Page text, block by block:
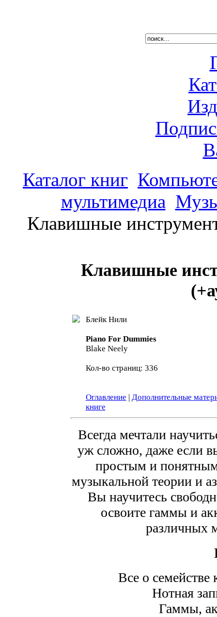
Каталог книг
мультимедиа
Клавишные
Клавишные
Блейк Нили
Piano For Dummies
Blake Neely
Кол-во страниц: 336
Оглавление | Дополнительные
книге
Всегда мечтали
уж сложно, даже если
простым и
музыкальной теории и
Вы научитесь
освоите гаммы и
различных
Все о
Нотная
Гаммы,